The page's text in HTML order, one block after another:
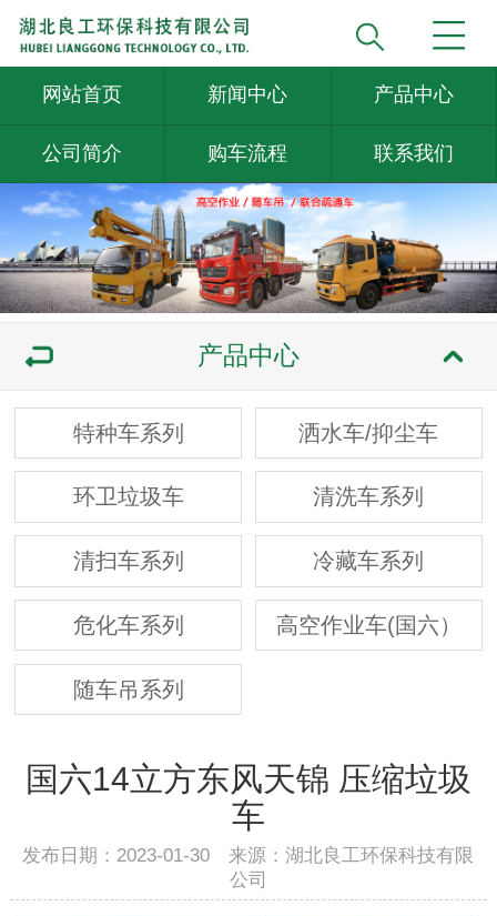
网站首页 新闻中心 产品中心
公司简介 购车流程 联系我们
产品中心
特种车系列 洒水车/抑尘车
环卫垃圾车 清洗车系列
清扫车系列 冷藏车系列
危化车系列 高空作业车(国六）
随车吊系列
国六14立方东风天锦 压缩垃圾
车
发布日期：2023-01-30 来源：湖北良工环保科技有限
公司